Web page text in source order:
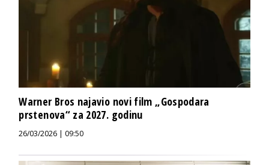
Warner Bros najavio novi film „Gospodara
prstenova“ za 2027. godinu
26/03/2026 | 09:50